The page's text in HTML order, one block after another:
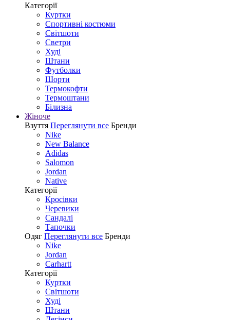
Категорії
Куртки
Спортивні костюми
Світшоти
Светри
Худі
Штани
Футболки
Шорти
Термокофти
Термоштани
Білизна
Жіноче
Взуття Переглянути все Бренди
Nike
New Balance
Adidas
Salomon
Jordan
Native
Категорії
Кросівки
Черевики
Сандалі
Tапочки
Одяг Переглянути все Бренди
Nike
Jordan
Carhartt
Категорії
Куртки
Світшоти
Худі
Штани